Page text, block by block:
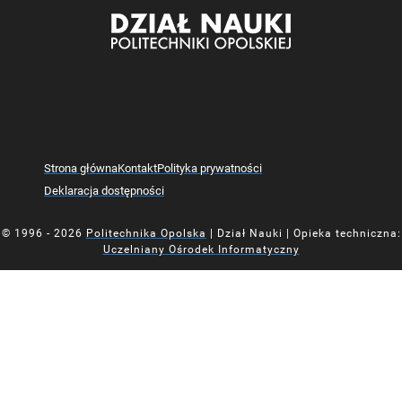
Strona głównaKontaktPolityka prywatności
Deklaracja dostępności
© 1996 - 2026 Politechnika Opolska | Dział Nauki | Opieka techniczna:
Uczelniany Ośrodek Informatyczny